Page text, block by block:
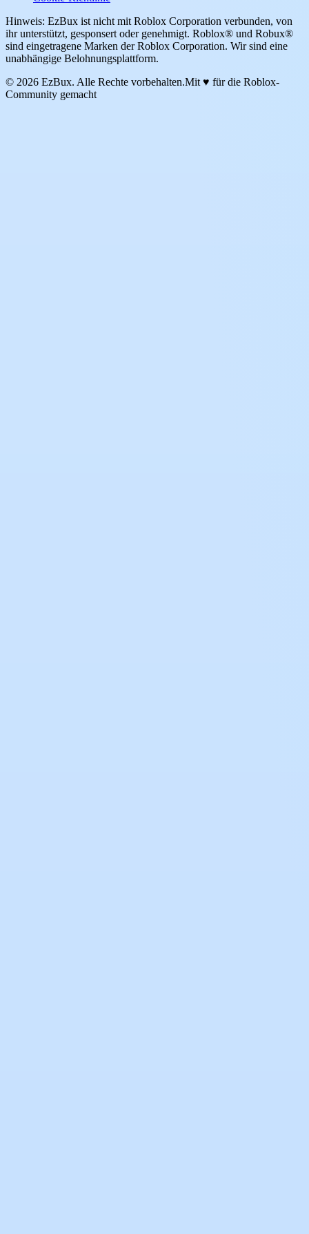
Hinweis: EzBux ist nicht mit Roblox Corporation verbunden, von
ihr unterstützt, gesponsert oder genehmigt. Roblox® und Robux®
sind eingetragene Marken der Roblox Corporation. Wir sind eine
unabhängige Belohnungsplattform.
© 2026 EzBux. Alle Rechte vorbehalten.Mit ♥ für die Roblox-
Community gemacht